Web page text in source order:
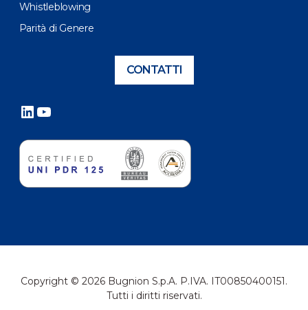
Whistleblowing
Parità di Genere
CONTATTI
LinkedIn
YouTube
Copyright © 2026 Bugnion S.p.A. P.IVA. IT00850400151.
Tutti i diritti riservati.